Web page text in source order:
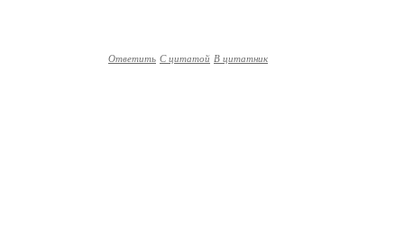
Ответить С цитатой В цитатник